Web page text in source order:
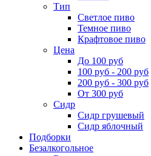
Тип
Светлое пиво
Темное пиво
Крафтовое пиво
Цена
До 100 руб
100 руб - 200 руб
200 руб - 300 руб
От 300 руб
Сидр
Сидр грушевый
Сидр яблочный
Подборки
Безалкогольное